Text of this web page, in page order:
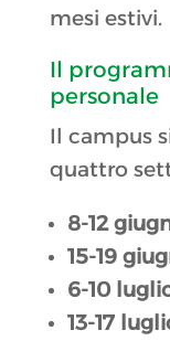
mesi estivi.
Il
personale
Il campus
quattro
8-12
15-19
6-10
13-17